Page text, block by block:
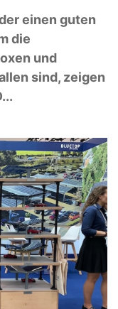
einen guten
die
und
sind, zeigen